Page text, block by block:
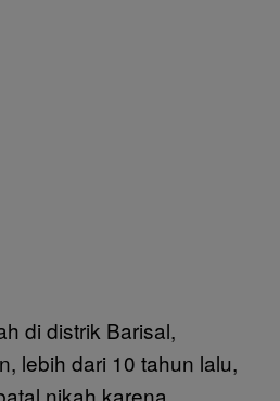
di distrik Barisal,
lebih dari 10 tahun lalu,
nikah karena